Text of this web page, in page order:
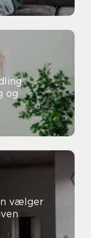
og
vælger